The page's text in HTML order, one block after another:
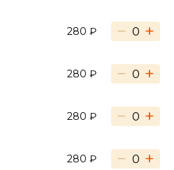
280 ₽ − +
280 ₽ − +
280 ₽ − +
280 ₽ − +